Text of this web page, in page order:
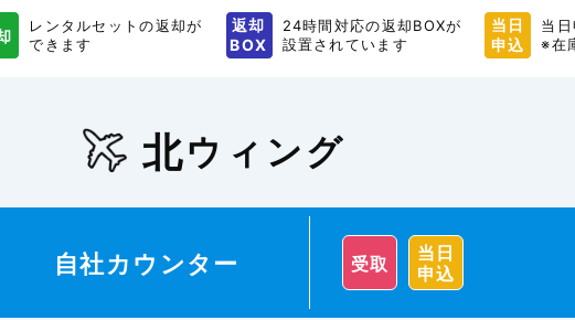
レンタルセットの返却が
できます
返却
BOX
24時間対応の返却BOXが
設置されています
当日
申込
当
※在
北ウィング
自社カウンター 受取
当日
申込